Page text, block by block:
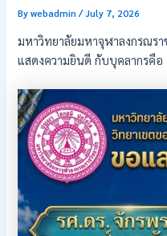
Bywebadmin/July 7, 2026
มหาวิทยาลัยมหาจุฬาลงกรณร
แสดงความยินดี กับบุคลากรคือ